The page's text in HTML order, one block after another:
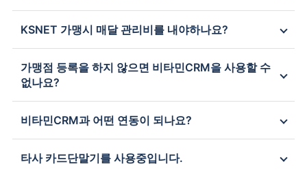
KSNET 가맹시 매달 관리비를 내야하나요?
가맹점 등록을 하지 않으면 비타민CRM을 사용할 수
없나요?
비타민CRM과 어떤 연동이 되나요?
타사 카드단말기를 사용중입니다.